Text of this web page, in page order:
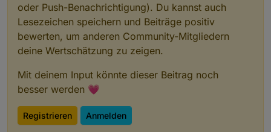
oder Push-Benachrichtigung). Du kannst auch
Lesezeichen speichern und Beiträge positiv
bewerten, um anderen Community-Mitgliedern
deine Wertschätzung zu zeigen.
Mit deinem Input könnte dieser Beitrag noch
besser werden 💗
Registrieren Anmelden